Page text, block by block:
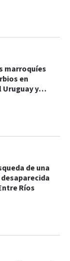
marroquíes
en
Uruguay y
del país
de una
Ríos